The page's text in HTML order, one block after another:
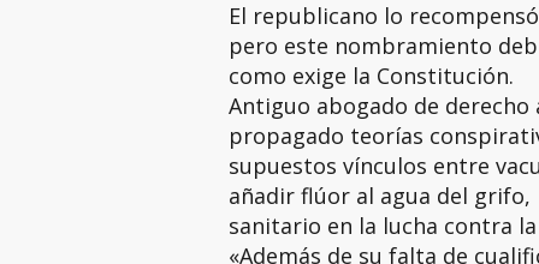
El republicano lo
pero este nombramiento
como exige la Constitución.
Antiguo abogado de
propagado teorías
supuestos vínculos entre
añadir flúor al agua del
sanitario en la lucha contra
«Además de su falta de